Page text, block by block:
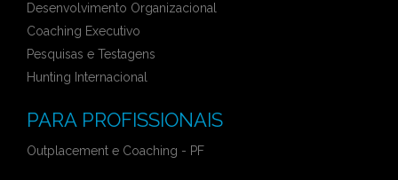
Desenvolvimento Organizacional
Coaching Executivo
Pesquisas e Testagens
Hunting Internacional
PARA PROFISSIONAIS
Outplacement e Coaching - PF